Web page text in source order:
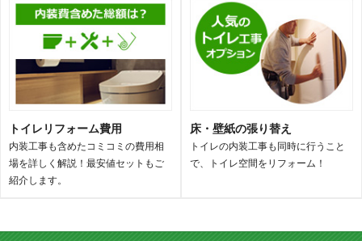
トイレリフォーム費用
内装工事も含めたコミコミの費用相
場を詳しく解説！最安値セットもご
紹介します。
床・壁紙の張り替え
トイレの内装工事も同時に行うこと
で、トイレ空間をリフォーム！